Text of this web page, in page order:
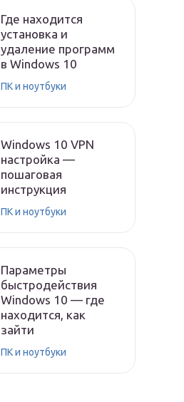
Где находится
установка и
удаление программ
в Windows 10
ПК и ноутбуки
Windows 10 VPN
настройка —
пошаговая
инструкция
ПК и ноутбуки
Параметры
быстродействия
Windows 10 — где
находится, как
зайти
ПК и ноутбуки